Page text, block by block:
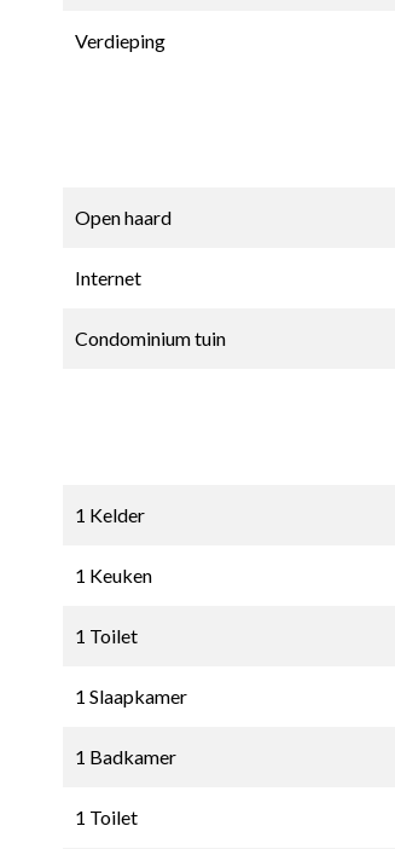
Verdieping
Open haard
Internet
Condominium tuin
1 Kelder
1 Keuken
1 Toilet
1 Slaapkamer
1 Badkamer
1 Toilet